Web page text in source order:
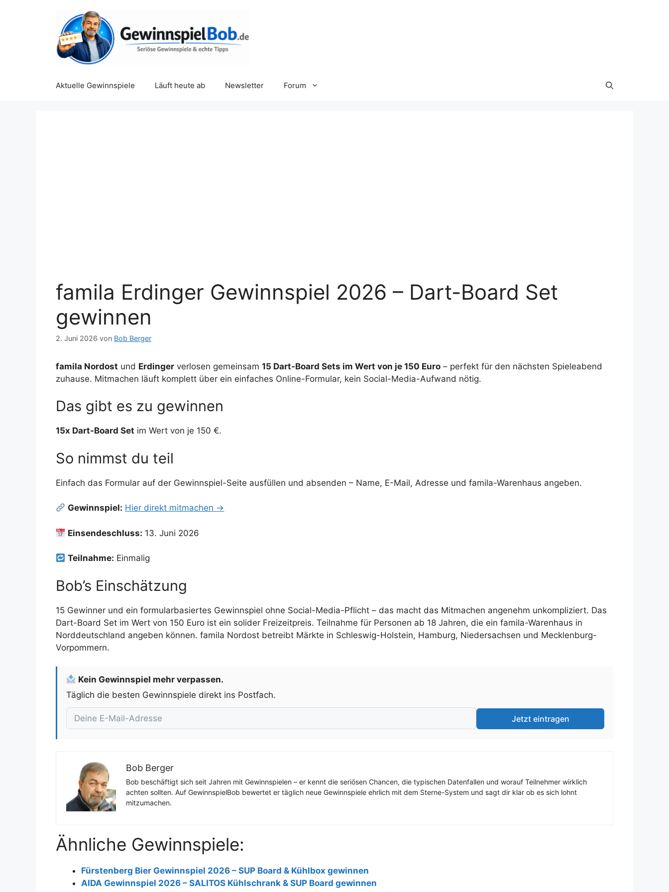
Aktuelle Gewinnspiele Läuft heute ab Newsletter Forum
famila Erdinger Gewinnspiel 2026 – Dart-Board Set
gewinnen
2. Juni 2026 von Bob Berger
famila Nordost und Erdinger verlosen gemeinsam 15 Dart-Board Sets im Wert von je 150 Euro – perfekt für den nächsten Spieleabend
zuhause. Mitmachen läuft komplett über ein einfaches Online-Formular, kein Social-Media-Aufwand nötig.
Das gibt es zu gewinnen
15x Dart-Board Set im Wert von je 150 €.
So nimmst du teil
Einfach das Formular auf der Gewinnspiel-Seite ausfüllen und absenden – Name, E-Mail, Adresse und famila-Warenhaus angeben.
Gewinnspiel: Hier direkt mitmachen →
Einsendeschluss: 13. Juni 2026
Teilnahme: Einmalig
Bob’s Einschätzung
15 Gewinner und ein formularbasiertes Gewinnspiel ohne Social-Media-Pflicht – das macht das Mitmachen angenehm unkompliziert. Das
Dart-Board Set im Wert von 150 Euro ist ein solider Freizeitpreis. Teilnahme für Personen ab 18 Jahren, die ein famila-Warenhaus in
Norddeutschland angeben können. famila Nordost betreibt Märkte in Schleswig-Holstein, Hamburg, Niedersachsen und Mecklenburg-
Vorpommern.
Kein Gewinnspiel mehr verpassen.
Täglich die besten Gewinnspiele direkt ins Postfach.
Jetzt eintragen
Bob Berger
Bob beschäftigt sich seit Jahren mit Gewinnspielen – er kennt die seriösen Chancen, die typischen Datenfallen und worauf Teilnehmer wirklich
achten sollten. Auf GewinnspielBob bewertet er täglich neue Gewinnspiele ehrlich mit dem Sterne-System und sagt dir klar ob es sich lohnt
mitzumachen.
Ähnliche Gewinnspiele:
Fürstenberg Bier Gewinnspiel 2026 – SUP Board & Kühlbox gewinnen
AIDA Gewinnspiel 2026 – SALITOS Kühlschrank & SUP Board gewinnen